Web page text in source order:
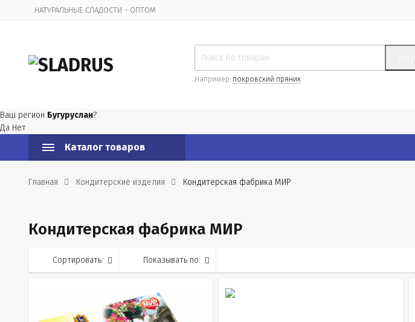
НАТУРАЛЬНЫЕ СЛАДОСТИ - ОПТОМ
Например: покровский пряник
Ваш регион Бугуруслан?
Да Нет
Каталог товаров
Главная Кондитерские изделия Кондитерская фабрика МИР
Кондитерская фабрика МИР
Сортировать: Показывать по: